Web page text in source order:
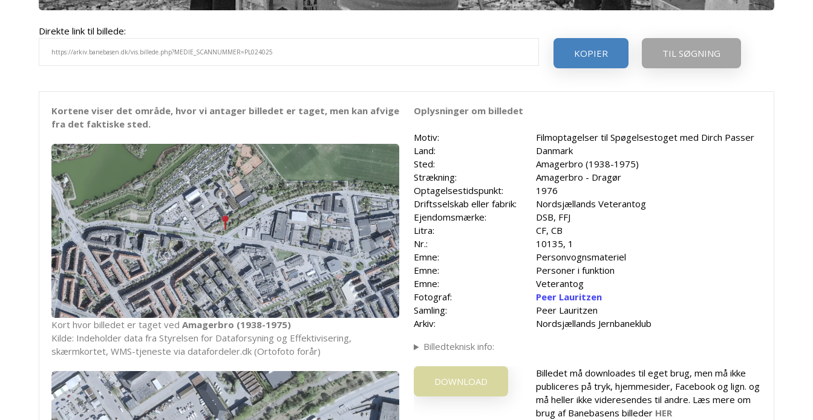
Direkte link til billede:
KOPIER
TIL SØGNING
Kortene viser det område, hvor vi antager billedet er taget, men kan afvige
fra det faktiske sted.
Kort hvor billedet er taget ved Amagerbro (1938-1975)
Kilde: Indeholder data fra Styrelsen for Dataforsyning og Effektivisering,
skærmkortet, WMS-tjeneste via datafordeler.dk (Ortofoto forår)
Oplysninger om billedet
Motiv:
Filmoptagelser til Spøgelsestoget med Dirch Passer
Land:
Danmark
Sted:
Amagerbro (1938-1975)
Strækning:
Amagerbro - Dragør
Optagelsestidspunkt:
1976
Driftsselskab eller fabrik:
Nordsjællands Veterantog
Ejendomsmærke:
DSB, FFJ
Litra:
CF, CB
Nr.:
10135, 1
Emne:
Personvognsmateriel
Emne:
Personer i funktion
Emne:
Veterantog
Fotograf:
Peer Lauritzen
Samling:
Peer Lauritzen
Arkiv:
Nordsjællands Jernbaneklub
Billedteknisk info:
DOWNLOAD
Billedet må downloades til eget brug, men må ikke
publiceres på tryk, hjemmesider, Facebook og lign. og
må heller ikke videresendes til andre. Læs mere om
brug af Banebasens billeder HER